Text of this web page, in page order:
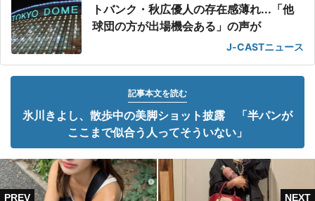
トバンク・秋広優人の存在感薄れ...「他
球団の方が出場機会ある」の声が
J-CASTニュース
記事本文を読む
氷川きよし、散歩中の美脚ショット披露 「半パンが
ここまで似合う人ってそういない」